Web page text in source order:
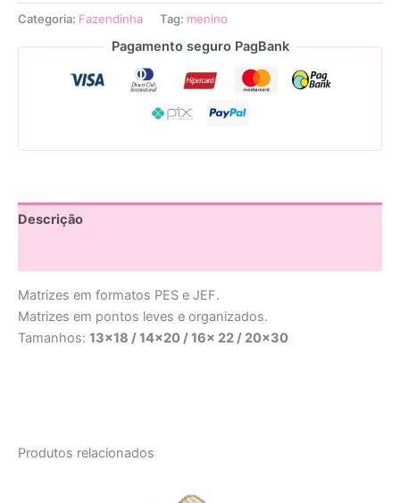
Categoria: Fazendinha Tag: menino
Pagamento seguro PagBank
Descrição
Matrizes em formatos PES e JEF.
Matrizes em pontos leves e organizados.
Tamanhos: 13×18 / 14×20 / 16x 22 / 20×30
Produtos relacionados